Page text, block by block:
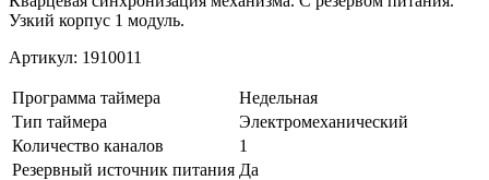
Узкий корпус 1 модуль.
Артикул: 1910011
Программа таймера
Недельная
Тип таймера
Электромеханический
Количество каналов
1
Резервный источник питания Да